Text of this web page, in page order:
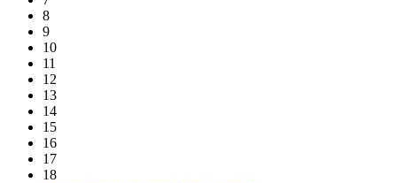
8
9
10
11
12
13
14
15
16
17
18